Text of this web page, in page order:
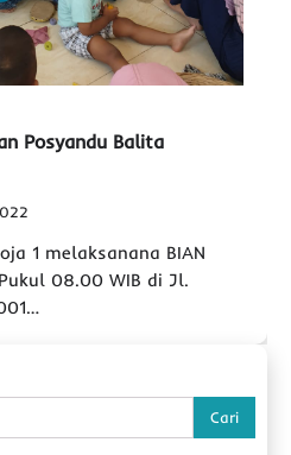
Posyandu Balita
1 melaksanana BIAN
08.00 WIB di Jl.